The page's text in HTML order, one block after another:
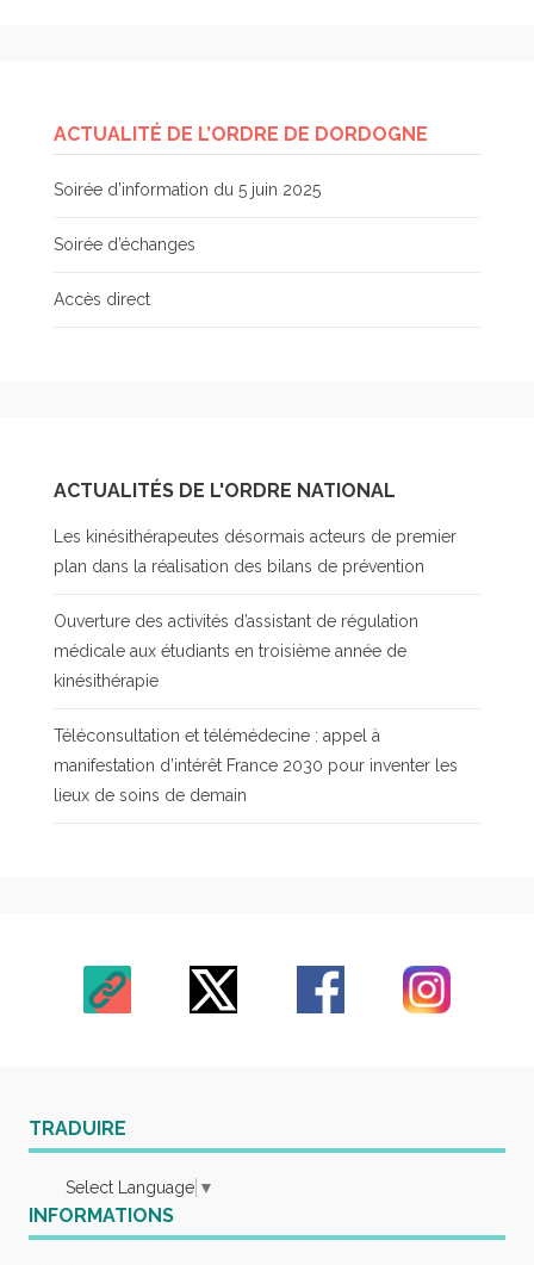
ACTUALITÉ DE L’ORDRE DE DORDOGNE
Soirée d’information du 5 juin 2025
Soirée d’échanges
Accès direct
ACTUALITÉS DE L'ORDRE NATIONAL
Les kinésithérapeutes désormais acteurs de premier
plan dans la réalisation des bilans de prévention
Ouverture des activités d’assistant de régulation
médicale aux étudiants en troisième année de
kinésithérapie
Téléconsultation et télémédecine : appel à
manifestation d’intérêt France 2030 pour inventer les
lieux de soins de demain
TRADUIRE
Select Language ▼
INFORMATIONS